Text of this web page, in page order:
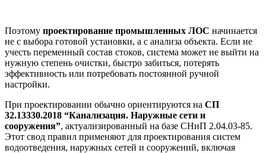
Поэтому проектирование промышленных ЛОС начинается
не с выбора готовой установки, а с анализа объекта. Если не
учесть переменный состав стоков, система может не выйти на
нужную степень очистки, быстро забиться, потерять
эффективность или потребовать постоянной ручной
настройки.
При проектировании обычно ориентируются на СП
32.13330.2018 “Канализация. Наружные сети и
сооружения”, актуализированный на базе СНиП 2.04.03-85.
Этот свод правил применяют для проектирования систем
водоотведения, наружных сетей и сооружений, включая